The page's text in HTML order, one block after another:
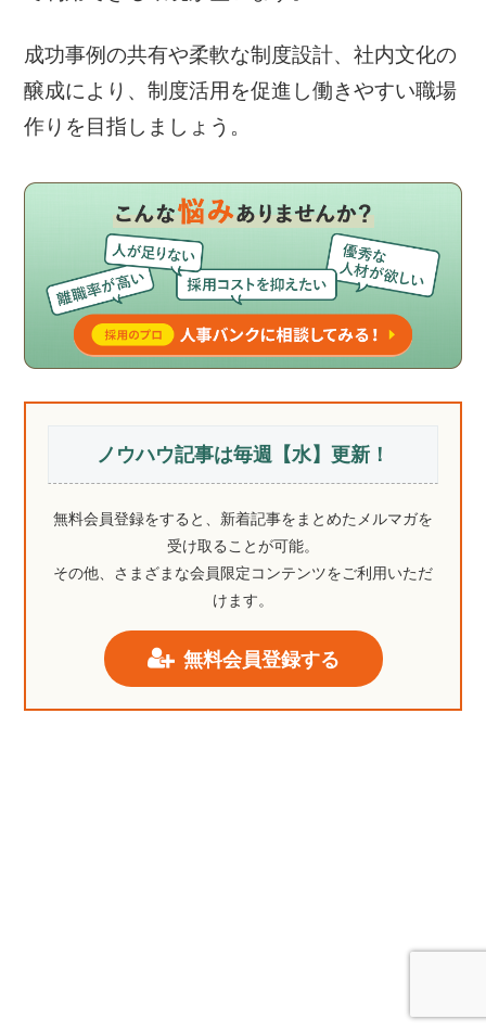
成功事例の共有や柔軟な制度設計、社内文化の
醸成により、制度活用を促進し働きやすい職場
作りを目指しましょう。
ノウハウ記事は毎週【水】更新！
無料会員登録をすると、新着記事をまとめたメルマガを
受け取ることが可能。
その他、さまざまな会員限定コンテンツをご利用いただ
けます。
無料会員登録する